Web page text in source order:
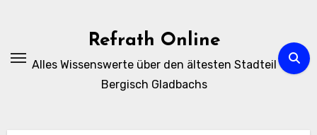
Refrath Online
Alles Wissenswerte über den ältesten Stadteil
Bergisch Gladbachs